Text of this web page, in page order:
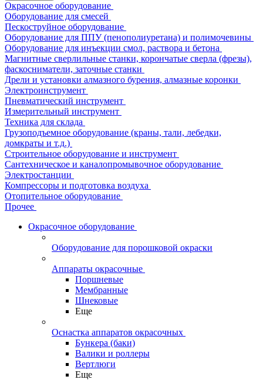
Окрасочное оборудование
Оборудование для смесей
Пескоструйное оборудование
Оборудование для ППУ (пенополиуретана) и полимочевины
Оборудование для инъекции смол, раствора и бетона
Магнитные сверлильные станки, корончатые сверла (фрезы),
фаскосниматели, заточные станки
Дрели и установки алмазного бурения, алмазные коронки
Электроинструмент
Пневматический инструмент
Измерительный инструмент
Техника для склада
Грузоподъемное оборудование (краны, тали, лебедки,
домкраты и т.д.)
Строительное оборудование и инструмент
Сантехническое и каналопромывочное оборудование
Электростанции
Компрессоры и подготовка воздуха
Отопительное оборудование
Прочее
Окрасочное оборудование
Оборудование для порошковой окраски
Аппараты окрасочные
Поршневые
Мембранные
Шнековые
Еще
Оснастка аппаратов окрасочных
Бункера (баки)
Валики и роллеры
Вертлюги
Еще